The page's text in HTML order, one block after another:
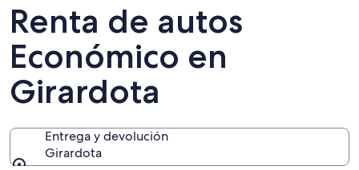
Renta de autos
Económico en
Girardota
Entrega y devolución
Girardota